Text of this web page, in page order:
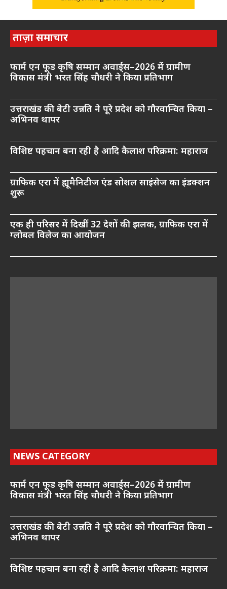
ताज़ा समाचार
फार्म एन फूड कृषि सम्मान अवार्ड्स–2026 में ग्रामीण
विकास मंत्री भरत सिंह चौधरी ने किया प्रतिभाग
उत्तराखंड की बेटी उन्नति ने पूरे प्रदेश को गौरवान्वित किया –
अभिनव थापर
विशिष्ट पहचान बना रही है आदि कैलाश परिक्रमा: महाराज
ग्राफिक एरा में ह्यूमैनिटीज एंड सोशल साइंसेज का इंडक्शन
शुरू
एक ही परिसर में दिखीं 32 देशों की झलक, ग्राफिक एरा में
ग्लोबल विलेज का आयोजन
NEWS CATEGORY
फार्म एन फूड कृषि सम्मान अवार्ड्स–2026 में ग्रामीण
विकास मंत्री भरत सिंह चौधरी ने किया प्रतिभाग
उत्तराखंड की बेटी उन्नति ने पूरे प्रदेश को गौरवान्वित किया –
अभिनव थापर
विशिष्ट पहचान बना रही है आदि कैलाश परिक्रमा: महाराज